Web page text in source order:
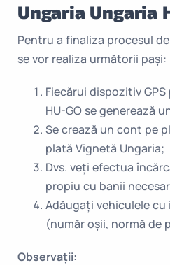
Ungaria Ungaria
Pentru a finaliza procesul
se vor realiza următorii pași:
Fiecărui dispozitiv
HU-GO se generează
Se crează un cont pe
plată Vignetă Ungaria;
Dvs. veți efectua
propiu cu banii
Adăugați vehiculele
(număr oșii, normă de
Observații: